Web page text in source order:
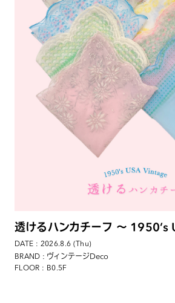
透けるハンカチーフ 〜 1950’s
DATE : 2026.8.6 (Thu)
BRAND : ヴィンテージDeco
FLOOR : B0.5F